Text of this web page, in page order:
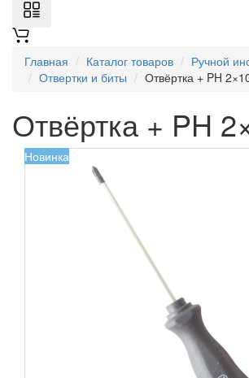
Главная Каталог товаров
Ручной
Отвертки и биты
Отвёртка + PH
Отвёртка + PH
Новинка